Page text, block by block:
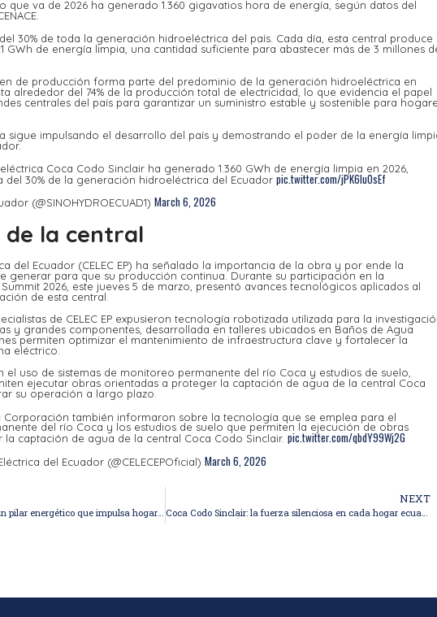
que va de 2026 ha generado 1.360 gigavatios hora de energía, según datos del
30% de toda la generación hidroeléctrica del país. Cada día, esta central produce
GWh de energía limpia, una cantidad suficiente para abastecer más de 3 millones
de producción forma parte del predominio de la generación hidroeléctrica en
alrededor del 74% de la producción total de electricidad, lo que evidencia el papel
centrales del país para garantizar un suministro estable y sostenible para
sigue impulsando el desarrollo del país y demostrando el poder de la energía
Coca Codo Sinclair ha generado 1.360 GWh de energía limpia en 2026,
del 30% de la generación hidroeléctrica del Ecuadorpic.twitter.com/jPK6luOsEf
(@SINOHYDROECUAD1) March 6, 2026
de la central
del Ecuador (CELEC EP) ha señalado la importancia de la obra y por ende la
generar para que su producción continua. Durante su participación en la
2026, este jueves 5 de marzo, presentó avances tecnológicos aplicados al
de esta central.
de CELEC EP expusieron tecnología robotizada utilizada para la
y grandes componentes, desarrollada en talleres ubicados en Baños de Agua
permiten optimizar el mantenimiento de infraestructura clave y fortalecer la
eléctrico.
el uso de sistemas de monitoreo permanente del río Coca y estudios de suelo,
ejecutar obras orientadas a proteger la captación de agua de la central Coca
su operación a largo plazo.
Corporación también informaron sobre la tecnología que se emplea para el
del río Coca y los estudios de suelo que permiten la ejecución de obras
la captación de agua de la central Coca Codo Sinclair.pic.twitter.com/qbdY99Wj2G
del Ecuador (@CELECEPOficial) March 6, 2026
Coca Codo Sinclair es un pilar energético que impulsa hogares e industrias en Ecuador
NEXT
Coca Codo Sinclair: la fuerza silenciosa en cada hogar ecuatoriano